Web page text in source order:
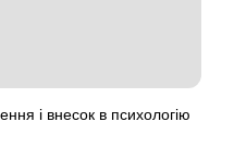
і внесок в психологію